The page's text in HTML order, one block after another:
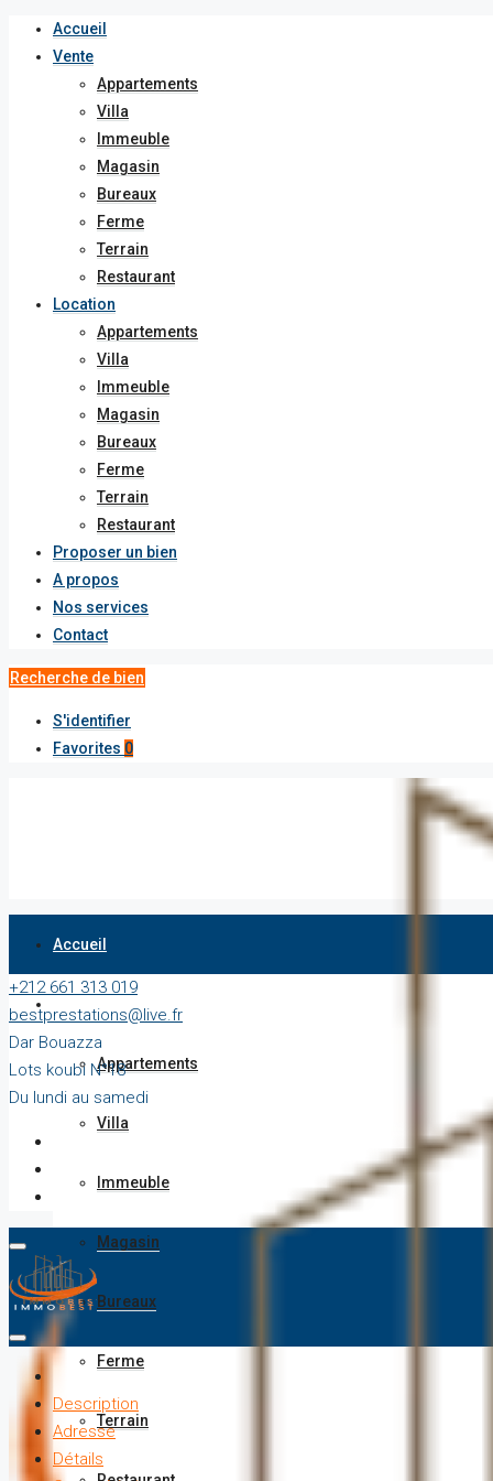
Accueil
Vente
Appartements
Villa
Immeuble
Magasin
Bureaux
Ferme
Terrain
Restaurant
Location
Appartements
Villa
Immeuble
Magasin
Bureaux
Ferme
Terrain
Restaurant
Proposer un bien
A propos
Nos services
Contact
Recherche de bien
S'identifier
Favorites 0
Accueil
Appartements
Villa
Immeuble
Magasin
Bureaux
Ferme
Terrain
+212 661 313 019
bestprestations@live.fr
Dar Bouazza
Lots koubi N°18
Du lundi au samedi
Description
Adresse
Détails